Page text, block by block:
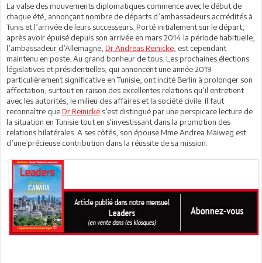
La valse des mouvements diplomatiques commence avec le début de
chaque été, annonçant nombre de départs d’ambassadeurs accrédités à
Tunis et l’arrivée de leurs successeurs. Porté initialement sur le départ,
après avoir épuisé depuis son arrivée en mars 2014 la période habituelle,
l’ambassadeur d’Allemagne, Dr Andreas Reinicke , est cependant
maintenu en poste. Au grand bonheur de tous. Les prochaines élections
législatives et présidentielles, qui annoncent une année 2019
particulièrement significative en Tunisie, ont incité Berlin à prolonger son
affectation, surtout en raison des excellentes relations qu’il entretient
avec les autorités, le milieu des affaires et la société civile. Il faut
reconnaître queDr Reinicke s’est distingué par une perspicace lecture de
la situation en Tunisie tout en s'investissant dans la promotion des
relations bilatérales. A ses côtés, son épouse Mme Andrea Maiweg est
d’une précieuse contribution dans la réussite de sa mission.